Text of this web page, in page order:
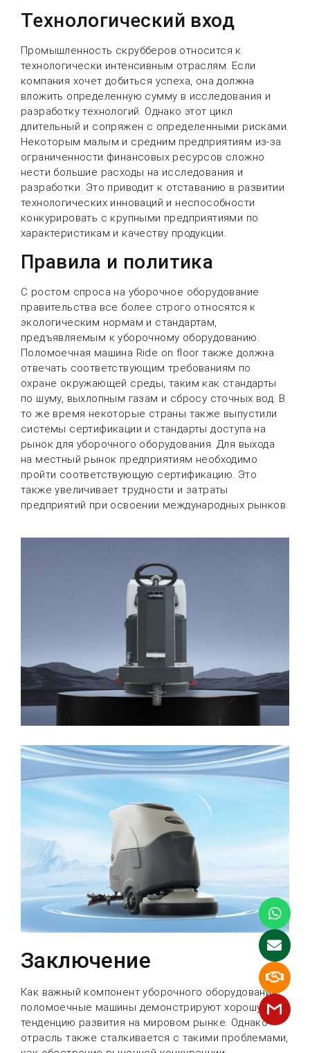
Технологический вход
Промышленность скрубберов относится к
технологически интенсивным отраслям. Если
компания хочет добиться успеха, она должна
вложить определенную сумму в исследования и
разработку технологий. Однако этот цикл
длительный и сопряжен с определенными рисками.
Некоторым малым и средним предприятиям из-за
ограниченности финансовых ресурсов сложно
нести большие расходы на исследования и
разработки. Это приводит к отставанию в развитии
технологических инноваций и неспособности
конкурировать с крупными предприятиями по
характеристикам и качеству продукции.
Правила и политика
С ростом спроса на уборочное оборудование
правительства все более строго относятся к
экологическим нормам и стандартам,
предъявляемым к уборочному оборудованию.
Поломоечная машина Ride on floor также должна
отвечать соответствующим требованиям по
охране окружающей среды, таким как стандарты
по шуму, выхлопным газам и сбросу сточных вод. В
то же время некоторые страны также выпустили
системы сертификации и стандарты доступа на
рынок для уборочного оборудования. Для выхода
на местный рынок предприятиям необходимо
пройти соответствующую сертификацию. Это
также увеличивает трудности и затраты
предприятий при освоении международных рынков.
Заключение
Как важный компонент уборочного оборудования,
поломоечные машины демонстрируют хорошую
тенденцию развития на мировом рынке. Однако
отрасль также сталкивается с такими проблемами,